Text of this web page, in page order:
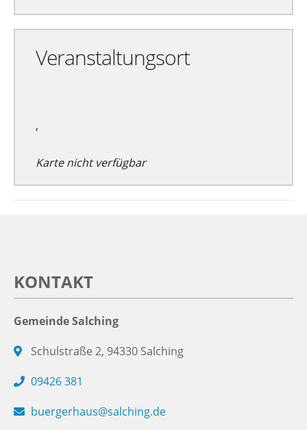
Veranstaltungsort
,
Karte nicht verfügbar
KONTAKT
Gemeinde Salching
Schulstraße 2, 94330 Salching
09426 381
buergerhaus@salching.de